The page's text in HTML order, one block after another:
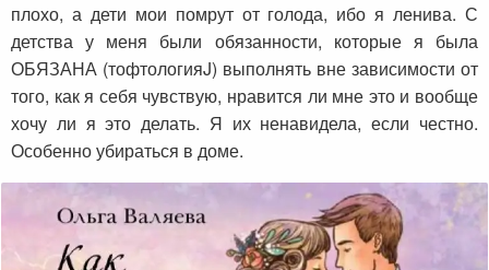
плохо, а дети мои помрут от голода, ибо я ленива. С
детства у меня были обязанности, которые я была
ОБЯЗАНА (тофтологияJ) выполнять вне зависимости от
того, как я себя чувствую, нравится ли мне это и вообще
хочу ли я это делать. Я их ненавидела, если честно.
Особенно убираться в доме.